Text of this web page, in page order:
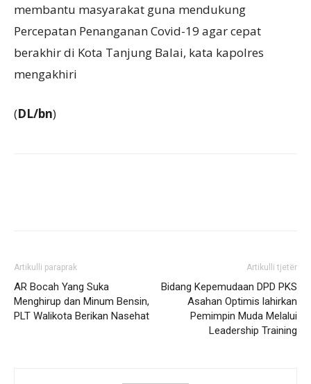
membantu masyarakat guna mendukung
Percepatan Penanganan Covid-19 agar cepat
berakhir di Kota Tanjung Balai, kata kapolres
mengakhiri
(DL/bn)
Artikulli paraprak
AR Bocah Yang Suka
Menghirup dan Minum Bensin,
PLT Walikota Berikan Nasehat
Artikulli tjetër
Bidang Kepemudaan DPD PKS
Asahan Optimis lahirkan
Pemimpin Muda Melalui
Leadership Training